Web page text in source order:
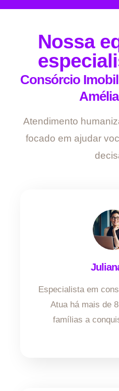
Nossa
Consórcio
Atendimento
focado em ajudar
Especialista em
Atua há mais de
famílias a